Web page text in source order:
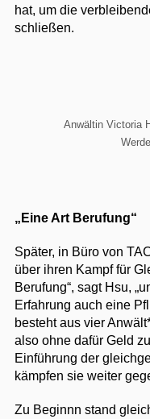
hat, um die
schließen.
Anwältin Victoria
„Eine Art Berufung“
Später, in Büro von
über ihren Kampf für
Berufung“, sagt Hsu,
Erfahrung auch eine
besteht aus vier
also ohne dafür Geld
Einführung der
kämpfen sie weiter
Zu Beginnn stand